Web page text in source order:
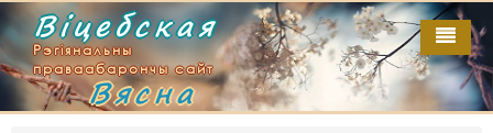
Віцебская
Рэгіянальны
праваабарончы сайт
Вясна
Галоўная